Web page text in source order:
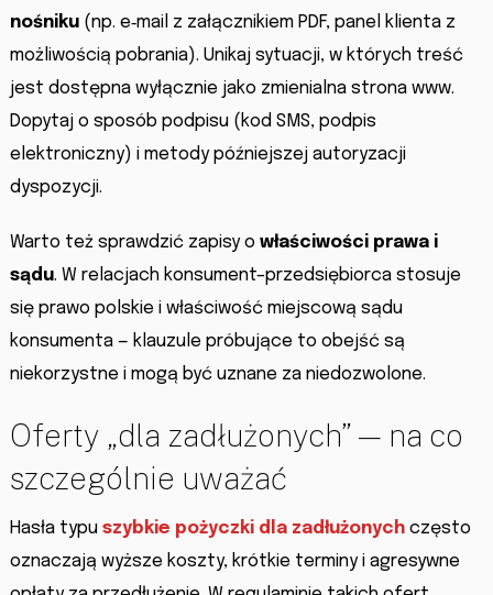
nośniku(np. e‑mail z załącznikiem PDF, panel klienta z
możliwością pobrania). Unikaj sytuacji, w których treść
jest dostępna wyłącznie jako zmienialna strona www.
Dopytaj o sposób podpisu (kod SMS, podpis
elektroniczny) i metody późniejszej autoryzacji
dyspozycji.
Warto też sprawdzić zapisy o właściwości prawa i
sądu. W relacjach konsument–przedsiębiorca stosuje
się prawo polskie i właściwość miejscową sądu
konsumenta — klauzule próbujące to obejść są
niekorzystne i mogą być uznane za niedozwolone.
Oferty „dla zadłużonych” — na co
szczególnie uważać
Hasła typu szybkie pożyczki dla zadłużonychczęsto
oznaczają wyższe koszty, krótkie terminy i agresywne